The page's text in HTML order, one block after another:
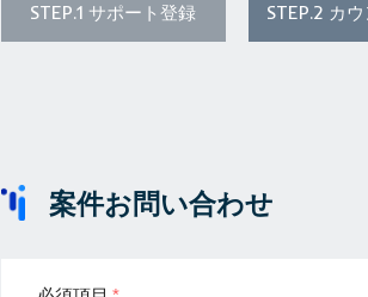
STEP.1 サポート登録 STEP.2 カ
案件お問い合わせ